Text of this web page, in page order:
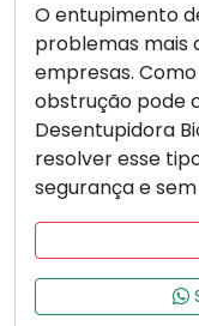
O entupimento
problemas mais
empresas.
obstrução pode
Desentupidora
resolver esse
segurança e